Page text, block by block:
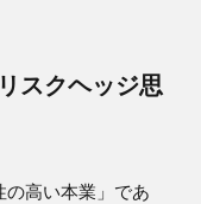
スクヘッジ思
高い本業」であ